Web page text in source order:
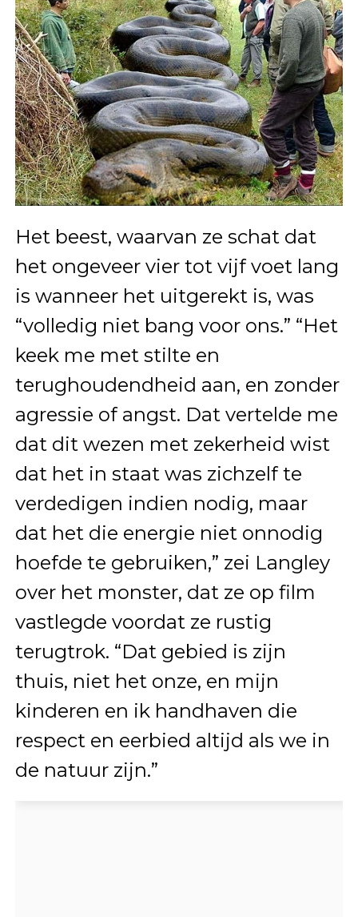
Het beest, waarvan ze schat dat
het ongeveer vier tot vijf voet lang
is wanneer het uitgerekt is, was
“volledig niet bang voor ons.” “Het
keek me met stilte en
terughoudendheid aan, en zonder
agressie of angst. Dat vertelde me
dat dit wezen met zekerheid wist
dat het in staat was zichzelf te
verdedigen indien nodig, maar
dat het die energie niet onnodig
hoefde te gebruiken,” zei Langley
over het monster, dat ze op film
vastlegde voordat ze rustig
terugtrok. “Dat gebied is zijn
thuis, niet het onze, en mijn
kinderen en ik handhaven die
respect en eerbied altijd als we in
de natuur zijn.”